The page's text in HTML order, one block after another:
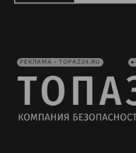
РЕКЛАМА • TOPAZ24.RU